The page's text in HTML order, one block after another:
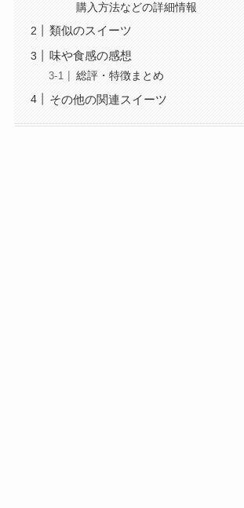
購入方法などの詳細情報
類似のスイーツ
味や食感の感想
総評・特徴まとめ
その他の関連スイーツ